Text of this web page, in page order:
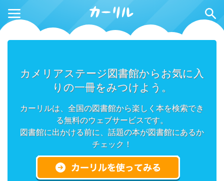
カメリアステージ図書館からお気に入
りの一冊をみつけよう。
カーリルは、全国の図書館から楽しく本を検索でき
る無料のウェブサービスです。
図書館に出かける前に、話題の本が図書館にあるか
チェック！